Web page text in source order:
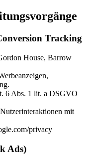
Tracking
House, Barrow
6 Abs. 1 lit. a DSGVO
mit
privacy
Ads)